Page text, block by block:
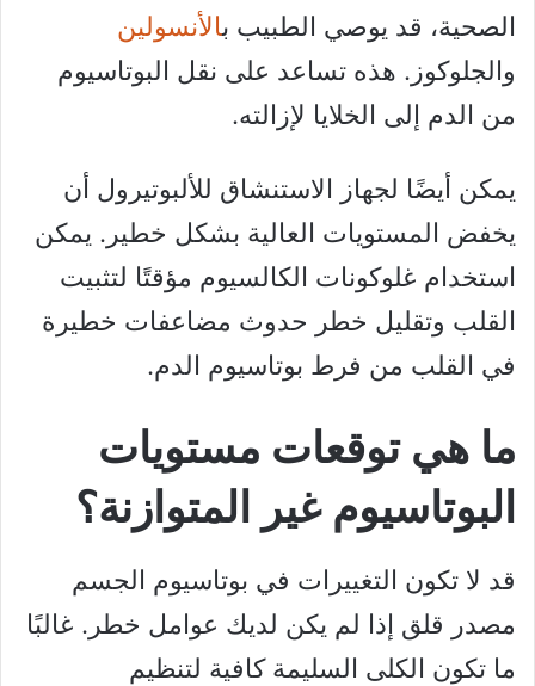
الصحية، قد يوصي الطبيب بالأنسولين
والجلوكوز. هذه تساعد على نقل البوتاسيوم
من الدم إلى الخلايا لإزالته.
يمكن أيضًا لجهاز الاستنشاق للألبوتيرول أن
يخفض المستويات العالية بشكل خطير. يمكن
استخدام غلوكونات الكالسيوم مؤقتًا لتثبيت
القلب وتقليل خطر حدوث مضاعفات خطيرة
في القلب من فرط بوتاسيوم الدم.
ما هي توقعات مستويات
البوتاسيوم غير المتوازنة؟
قد لا تكون التغييرات في بوتاسيوم الجسم
مصدر قلق إذا لم يكن لديك عوامل خطر. غالبًا
ما تكون الكلى السليمة كافية لتنظيم